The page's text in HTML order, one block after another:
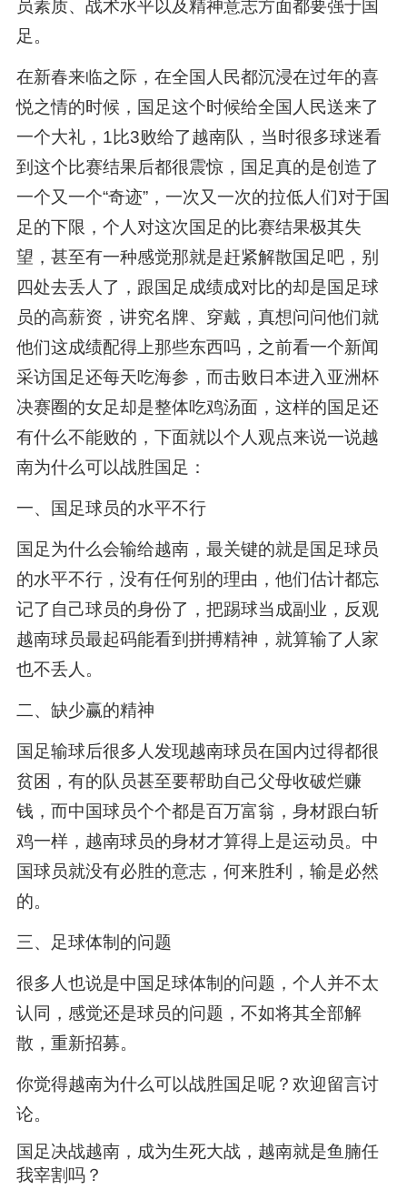
员素质、战术水平以及精神意志方面都要强于国
足。
在新春来临之际，在全国人民都沉浸在过年的喜
悦之情的时候，国足这个时候给全国人民送来了
一个大礼，1比3败给了越南队，当时很多球迷看
到这个比赛结果后都很震惊，国足真的是创造了
一个又一个“奇迹”，一次又一次的拉低人们对于国
足的下限，个人对这次国足的比赛结果极其失
望，甚至有一种感觉那就是赶紧解散国足吧，别
四处去丢人了，跟国足成绩成对比的却是国足球
员的高薪资，讲究名牌、穿戴，真想问问他们就
他们这成绩配得上那些东西吗，之前看一个新闻
采访国足还每天吃海参，而击败日本进入亚洲杯
决赛圈的女足却是整体吃鸡汤面，这样的国足还
有什么不能败的，下面就以个人观点来说一说越
南为什么可以战胜国足：
一、国足球员的水平不行
国足为什么会输给越南，最关键的就是国足球员
的水平不行，没有任何别的理由，他们估计都忘
记了自己球员的身份了，把踢球当成副业，反观
越南球员最起码能看到拼搏精神，就算输了人家
也不丢人。
二、缺少赢的精神
国足输球后很多人发现越南球员在国内过得都很
贫困，有的队员甚至要帮助自己父母收破烂赚
钱，而中国球员个个都是百万富翁，身材跟白斩
鸡一样，越南球员的身材才算得上是运动员。中
国球员就没有必胜的意志，何来胜利，输是必然
的。
三、足球体制的问题
很多人也说是中国足球体制的问题，个人并不太
认同，感觉还是球员的问题，不如将其全部解
散，重新招募。
你觉得越南为什么可以战胜国足呢？欢迎留言讨
论。
国足决战越南，成为生死大战，越南就是鱼腩任
我宰割吗？